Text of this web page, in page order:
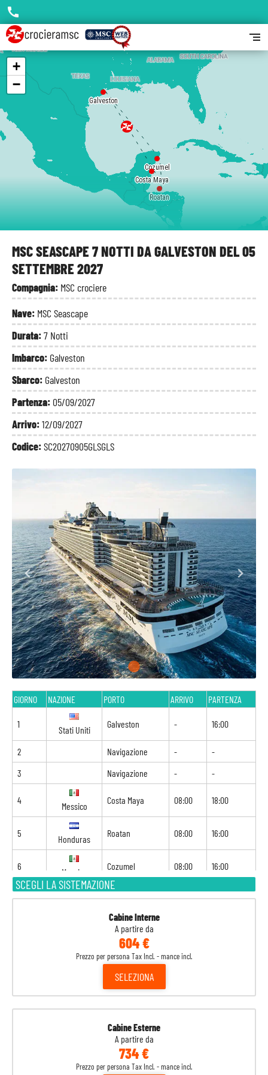
MSC SEASCAPE 7 NOTTI DA GALVESTON DEL 05
SETTEMBRE 2027
Compagnia: MSC crociere
Nave: MSC Seascape
Durata:7 Notti
Imbarco: Galveston
Sbarco: Galveston
Partenza: 05/09/2027
Arrivo:12/09/2027
Codice:SC20270905GLSGLS
SCEGLI LA SISTEMAZIONE
Cabine Interne
A partire da
604 €
Prezzo per persona Tax Incl. - mance incl.
SELEZIONA
Cabine Esterne
A partire da
734 €
Prezzo per persona Tax Incl. - mance incl.
GIORNO NAZIONE PORTO ARRIVO PARTENZA
1
Stati Uniti
Galveston - 16:00
2 Navigazione -
-
3
Navigazione - -
4
Messico
Costa Maya 08:00 18:00
5
Honduras
Roatan 08:00 16:00
6
Messico
Cozumel 08:00 16:00
7 Navigazione - -
Galveston
Galveston
Costa Maya
Roatan
Cozumel
+
−
call
segment